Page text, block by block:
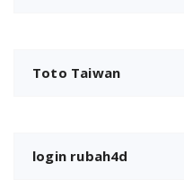
Toto Taiwan
login rubah4d